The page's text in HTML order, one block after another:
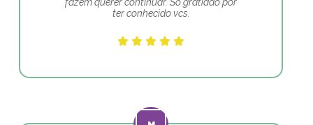
ter conhecido vcs.